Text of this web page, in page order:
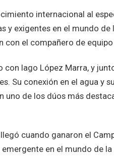
internacional al
y exigentes en el mundo de
con el compañero de
con Iago López Marra, y
Su conexión en el agua y
uno de los dúos más
cuando ganaron el
en el mundo de